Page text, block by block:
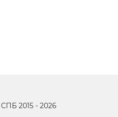
СПБ 2015 - 2026